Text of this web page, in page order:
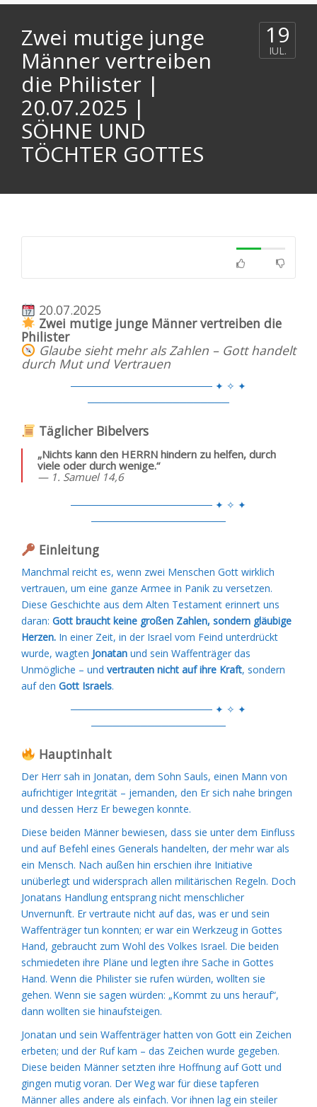
Zwei mutige junge
Männer vertreiben
die Philister |
20.07.2025 |
SÖHNE UND
TÖCHTER GOTTES
19
IUL.
20.07.2025
Zwei mutige junge Männer vertreiben die
Philister
Glaube sieht mehr als Zahlen – Gott handelt
durch Mut und Vertrauen
──────────────────── ✦ ✧ ✦
────────────────────
Täglicher Bibelvers
„Nichts kann den HERRN hindern zu helfen, durch
viele oder durch wenige.“
— 1. Samuel 14,6
──────────────────── ✦ ✧ ✦
───────────────────
Einleitung
Manchmal reicht es, wenn zwei Menschen Gott wirklich
vertrauen, um eine ganze Armee in Panik zu versetzen.
Diese Geschichte aus dem Alten Testament erinnert uns
daran: Gott braucht keine großen Zahlen, sondern gläubige
Herzen. In einer Zeit, in der Israel vom Feind unterdrückt
wurde, wagten Jonatan und sein Waffenträger das
Unmögliche – und vertrauten nicht auf ihre Kraft, sondern
auf den Gott Israels.
──────────────────── ✦ ✧ ✦
───────────────────
Hauptinhalt
Der Herr sah in Jonatan, dem Sohn Sauls, einen Mann von
aufrichtiger Integrität – jemanden, den Er sich nahe bringen
und dessen Herz Er bewegen konnte.
Diese beiden Männer bewiesen, dass sie unter dem Einfluss
und auf Befehl eines Generals handelten, der mehr war als
ein Mensch. Nach außen hin erschien ihre Initiative
unüberlegt und widersprach allen militärischen Regeln. Doch
Jonatans Handlung entsprang nicht menschlicher
Unvernunft. Er vertraute nicht auf das, was er und sein
Waffenträger tun konnten; er war ein Werkzeug in Gottes
Hand, gebraucht zum Wohl des Volkes Israel. Die beiden
schmiedeten ihre Pläne und legten ihre Sache in Gottes
Hand. Wenn die Philister sie rufen würden, wollten sie
gehen. Wenn sie sagen würden: „Kommt zu uns herauf“,
dann wollten sie hinaufsteigen.
Jonatan und sein Waffenträger hatten von Gott ein Zeichen
erbeten; und der Ruf kam – das Zeichen wurde gegeben.
Diese beiden Männer setzten ihre Hoffnung auf Gott und
gingen mutig voran. Der Weg war für diese tapferen
Männer alles andere als einfach. Vor ihnen lag ein steiler